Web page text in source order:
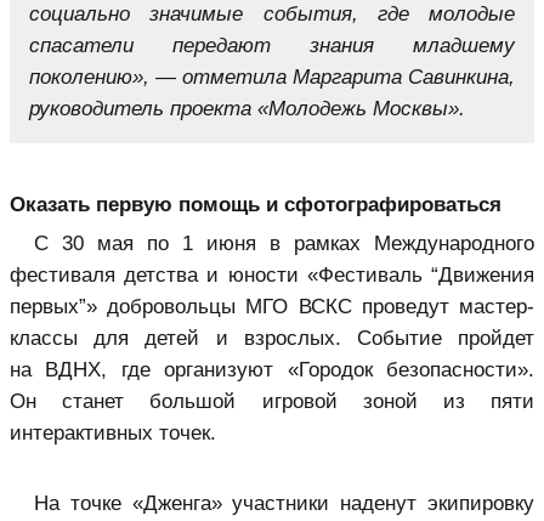
социально значимые события, где молодые
спасатели передают знания младшему
поколению», — отметила Маргарита Савинкина,
руководитель проекта «Молодежь Москвы».
Оказать первую помощь и сфотографироваться
С 30 мая по 1 июня в рамках Международного
фестиваля детства и юности «Фестиваль “Движения
первых”» добровольцы МГО ВСКС проведут мастер-
классы для детей и взрослых. Событие пройдет
на ВДНХ, где организуют «Городок безопасности».
Он станет большой игровой зоной из пяти
интерактивных точек.
На точке «Дженга» участники наденут экипировку